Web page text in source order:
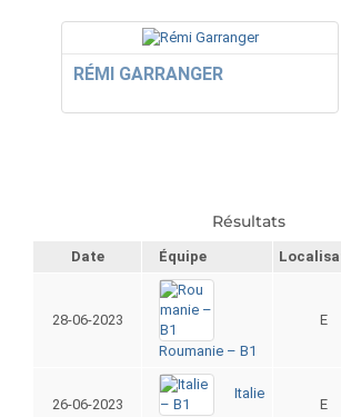
RÉMI GARRANGER
Résultats
Date Équipe
28-06-2023
Roumanie – B1
E
26-06-2023
Italie
E